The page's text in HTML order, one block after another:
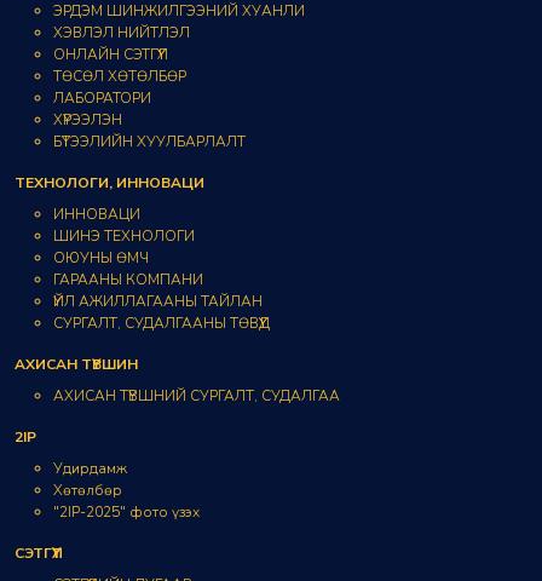
ЭРДЭМ ШИНЖИЛГЭЭНИЙ ХУАНЛИ
ХЭВЛЭЛ НИЙТЛЭЛ
ОНЛАЙН СЭТГҮҮЛ
ТӨСӨЛ ХӨТӨЛБӨР
ЛАБОРАТОРИ
ХҮРЭЭЛЭН
БҮТЭЭЛИЙН ХУУЛБАРЛАЛТ
ТЕХНОЛОГИ, ИННОВАЦИ
ИННОВАЦИ
ШИНЭ ТЕХНОЛОГИ
ОЮУНЫ ӨМЧ
ГАРААНЫ КОМПАНИ
ҮЙЛ АЖИЛЛАГААНЫ ТАЙЛАН
СУРГАЛТ, СУДАЛГААНЫ ТӨВҮҮД
АХИСАН ТҮВШИН
АХИСАН ТҮВШНИЙ СУРГАЛТ, СУДАЛГАА
2IP
Удирдамж
Хөтөлбөр
"2IP-2025" фото үзэх
СЭТГҮҮЛ